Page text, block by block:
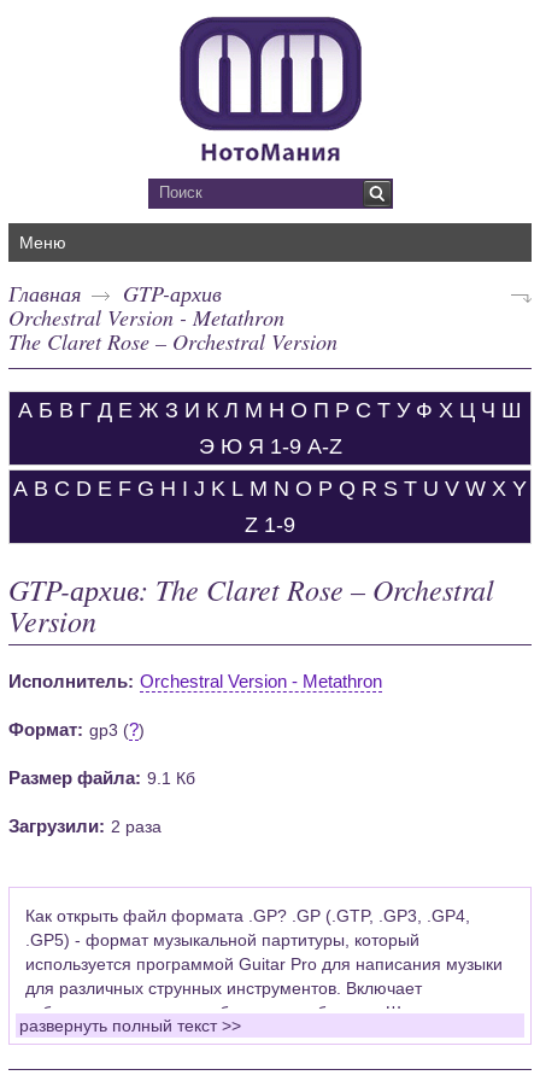
Меню
Главная
GTP-архив
Orchestral Version - Metathron
The Claret Rose – Orchestral Version
А Б В Г Д Е Ж З И К Л М Н О П Р С Т У Ф Х Ц Ч Ш
Э Ю Я 1-9 A-Z
A B C D E F G H I J K L M N O P Q R S T U V W X Y
Z 1-9
GTP-архив: The Claret Rose – Orchestral
Version
Исполнитель: Orchestral Version - Metathron
Формат: gp3 (?)
Размер файла: 9.1 Кб
Загрузили: 2 раза
Как открыть файл формата .GP? .GP (.GTP, .GP3, .GP4,
.GP5) - формат музыкальной партитуры, который
используется программой Guitar Pro для написания музыки
для различных струнных инструментов. Включает
табулатуры для гитары, бас-гитары, банджо. Широко
применяется для создания партитур, которые затем
развернуть полный текст >>